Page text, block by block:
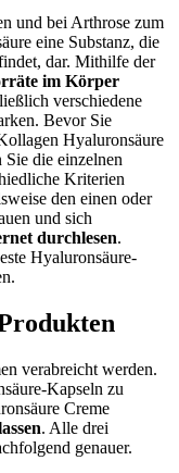
und bei Arthrose zum
eine Substanz, die
dar. Mithilfe der
im Körper
verschiedene
Bevor Sie
Hyaluronsäure
die einzelnen
Kriterien
den einen oder
und sich
durchlesen.
Hyaluronsäure-
verabreicht werden.
Kapseln zu
Creme
. Alle drei
genauer.